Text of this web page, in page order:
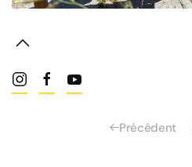
Précédent